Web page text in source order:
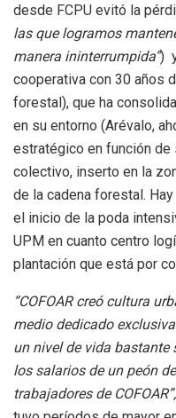
desde FCPU evitó la
las que logramos
manera ininterrumpida”)
cooperativa con 30 años
forestal), que ha
en su entorno (Arévalo,
estratégico en función de
colectivo, inserto en la
de la cadena forestal.
el inicio de la poda
UPM en cuanto centro
plantación que está por
“COFOAR creó cultura
medio dedicado
un nivel de vida bastante
los salarios de un peón
trabajadores de COFOAR”,